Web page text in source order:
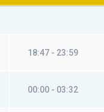
18:47 - 23:59
00:00 - 03:32